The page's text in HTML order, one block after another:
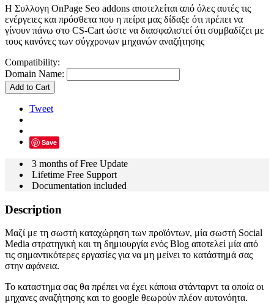
Η Συλλογη OnPage Seo addons αποτελείται από όλες αυτές τις
ενέργειες και πρόσθετα που η πείρα μας δίδαξε ότι πρέπει να
γίνουν πάνω στο CS-Cart ώστε να διασφαλιστεί ότι συμβαδίζει με
τους κανόνες των σύγχρονων μηχανών αναζήτησης
Compatibility:
Domain Name:
Add to Cart
Tweet
Save
3 months of Free Update
Lifetime Free Support
Documentation included
Description
Μαζί με τη σωστή καταχώρηση των προϊόντων, μία σωστή Social
Media στρατηγική και τη δημιουργία ενός Blog αποτελεί μία από
τις σημαντικότερες εργασίες για να μη μείνει το κατάστημά σας
στην αφάνεια.
Το καταστημα σας θα πρέπει να έχει κάποια στάνταρντ τα οποία οι
μηχανες αναζήτησης και το google θεωρούν πλέον αυτονόητα.